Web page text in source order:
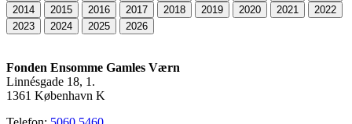
2014
2015 2016 2017 2018 2019 2020 2021
2022
2023
2024 2025 2026
Fonden Ensomme Gamles Værn
Linnésgade 18, 1.
1361 København K